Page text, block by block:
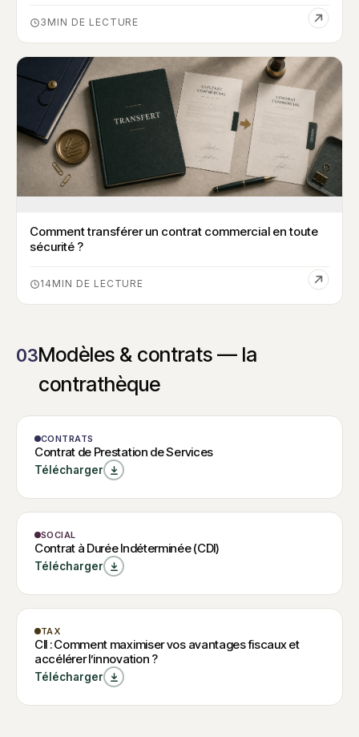
3
Comment transférer un contrat commercial en toute
sécurité ?
14
03Modèles & contrats — la
contrathèque
MODÈLE
Contrat de
Prestation de
Services
W
Prestation de
CONTRATS
Contrat de Prestation de Services
Télécharger
MODÈLE
Contrat à
Durée
Indéterminée
(CDI)
Contrat à Durée
Indéterminée (CDI)
SOCIAL
Contrat à Durée Indéterminée (CDI)
Télécharger
GUIDE
CII : Comment
maximiser vos
avantages
fiscaux etCII : Comment
TAX
CII : Comment maximiser vos avantages fiscaux et
accélérer l’innovation ?
Télécharger